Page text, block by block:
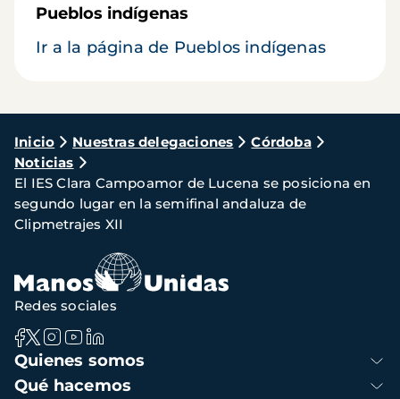
Pueblos indígenas
Ir a la página de Pueblos indígenas
Ruta
de
navegación
Inicio Nuestras delegaciones
Córdoba
Noticias
El IES Clara Campoamor de Lucena se posiciona en
segundo lugar en la semifinal andaluza de
Clipmetrajes XII
Navegación
principal
Quienes somos
Qué hacemos
Redes sociales